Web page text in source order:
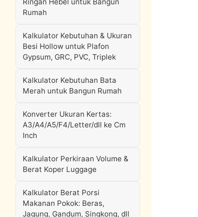
Rumah
Kalkulator Kebutuhan & Ukuran
Besi Hollow untuk Plafon
Gypsum, GRC, PVC, Triplek
Kalkulator Kebutuhan Bata
Merah untuk Bangun Rumah
Konverter Ukuran Kertas:
A3/A4/A5/F4/Letter/dll ke Cm
Inch
Kalkulator Perkiraan Volume &
Berat Koper Luggage
Kalkulator Berat Porsi
Makanan Pokok: Beras,
Jagung, Gandum, Singkong, dll